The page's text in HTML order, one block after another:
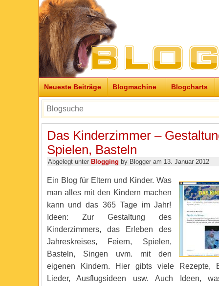
Neueste Beiträge Blogmachine Blogcharts
Das Kinderzimmer –
Spielen, Basteln
Abgelegt unter Blogging by Blogger am 13. Januar 2012
Ein Blog für Eltern und Kinder. Was
man alles mit den Kindern machen
kann und das 365 Tage im Jahr!
Ideen: Zur Gestaltung des
Kinderzimmers, das Erleben des
Jahreskreises, Feiern, Spielen,
Basteln, Singen uvm. mit den
eigenen Kindern. Hier gibts viele Rezepte,
Lieder, Ausflugsideen usw. Auch Ideen,